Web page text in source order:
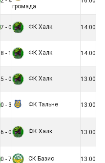
громада
7 - 0 ФК Халк 14:00
8 - 1 ФК Халк 14:00
5 - 0 ФК Халк 13:00
0 - 3 ФК Тальне 13:00
6 - 0
ФК Халк 13:00
0 - 7 СК Базис 13:00